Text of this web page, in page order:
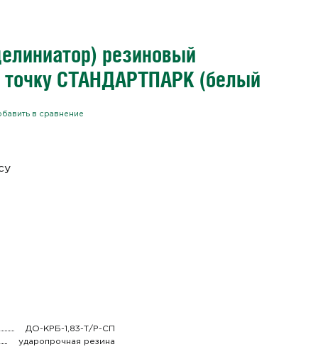
резиновый
СТАНДАРТПАРК (белый
в сравнение
ДО-КРБ-1,83-Т/Р-СП
ударопрочная резина